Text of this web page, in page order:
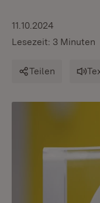
11.10.2024
Lesezeit: 3 Minuten
Teilen